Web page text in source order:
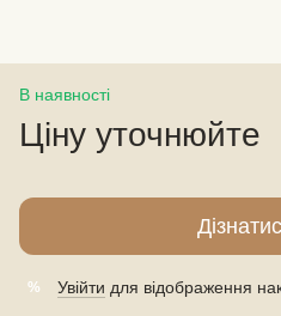
В наявності
Ціну уточнюйте
% Увійти для відображення